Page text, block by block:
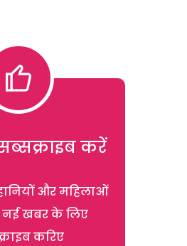
करें
और महिलाओं
नई खबर के लिए
करिए